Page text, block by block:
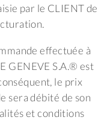
par le CLIENT de
effectuée à
GENEVE S.A.® est
le prix
sera débité de son
et conditions